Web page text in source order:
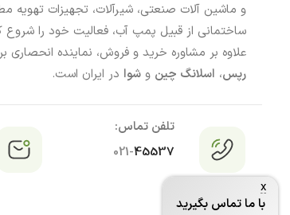
و ماشین آلات صنعتی، شیرآلات، تجهیزات تهویه
ساختمانی از قبیل پمپ آب، فعالیت خود را شروع
علاوه بر مشاوره خرید و فروش، نماینده انحصاری
رپس، اسلانگ چین و شوا در ایران است.
تلفن تماس:
021-45537
x
با ما تماس بگیرید